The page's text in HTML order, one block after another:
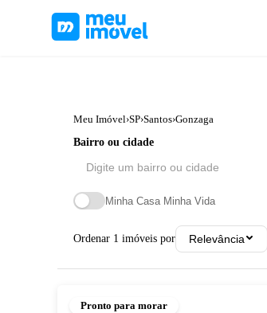
Meu Imóvel›SP›Santos›Gonzaga
Bairro ou cidade
Minha Casa Minha Vida
Ordenar 1 imóveis por Relevância
Pronto para morar